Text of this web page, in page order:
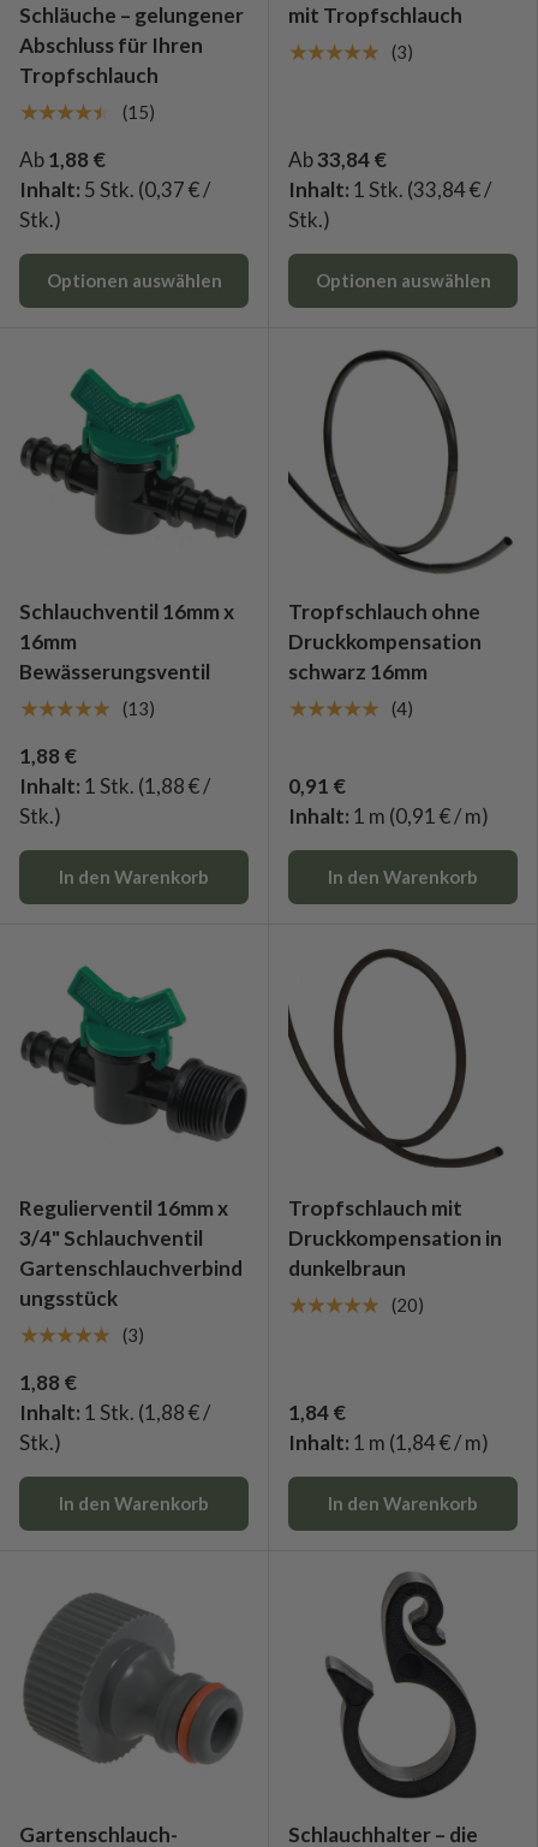
Schläuche – gelungener
Abschluss für Ihren
Tropfschlauch
★★★★★
(15)
Ab1,88 €
Inhalt: 5 Stk. (0,37 € /
Stk.)
Optionen auswählen
mit Tropfschlauch
★★★★★
(3)
Ab33,84 €
Inhalt: 1 Stk. (33,84 € /
Stk.)
Optionen auswählen
Schlauchventil 16mm x
16mm
Bewässerungsventil
★★★★★
(13)
1,88 €
Inhalt: 1 Stk. (1,88 € /
Stk.)
In den Warenkorb
Tropfschlauch ohne
Druckkompensation
schwarz 16mm
★★★★★
(4)
0,91 €
Inhalt: 1 m (0,91 € / m)
In den Warenkorb
Regulierventil 16mm x
3/4" Schlauchventil
Gartenschlauchverbind
ungsstück
★★★★★
(3)
1,88 €
Inhalt: 1 Stk. (1,88 € /
Stk.)
In den Warenkorb
Tropfschlauch mit
Druckkompensation in
dunkelbraun
★★★★★
(20)
1,84 €
Inhalt: 1 m (1,84 € / m)
In den Warenkorb
Gartenschlauch- Schlauchhalter – die